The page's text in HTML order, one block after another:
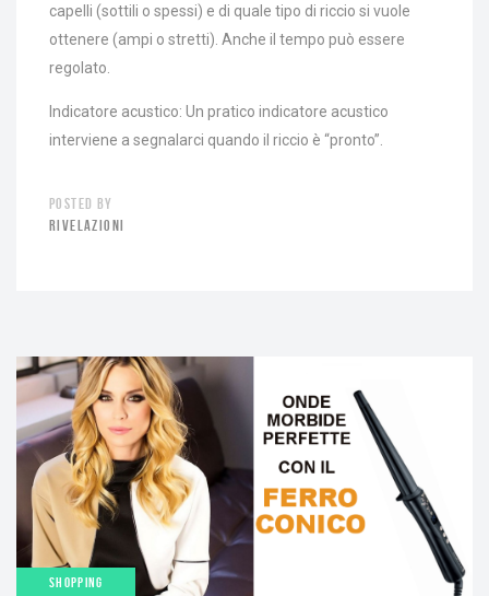
capelli (sottili o spessi) e di quale tipo di riccio si vuole
ottenere (ampi o stretti). Anche il tempo può essere
regolato.
Indicatore acustico: Un pratico indicatore acustico
interviene a segnalarci quando il riccio è “pronto”.
POSTED BY
RIVELAZIONI
SHOPPING